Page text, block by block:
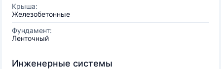
Крыша:
Железобетонные
Фундамент:
Ленточный
Инженерные системы